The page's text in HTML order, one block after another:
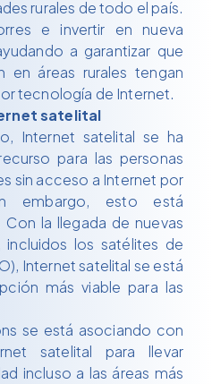
rurales de todo el país.
e invertir en nueva
a garantizar que
en áreas rurales tengan
tecnología de Internet.
satelital
Internet satelital se ha
para las personas
sin acceso a Internet por
embargo, esto está
la llegada de nuevas
incluidos los satélites de
Internet satelital se está
más viable para las
se está asociando con
satelital para llevar
incluso a las áreas más